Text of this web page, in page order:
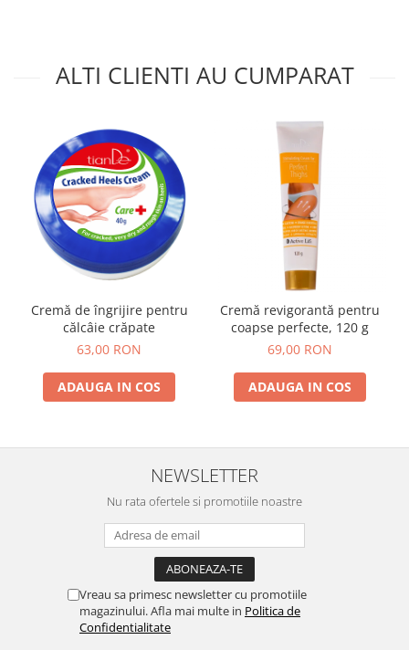
ALTI CLIENTI AU CUMPARAT
Cremă de îngrijire pentru
călcâie crăpate
63,00 RON
ADAUGA IN COS
Cremă revigorantă pentru
coapse perfecte, 120 g
69,00 RON
ADAUGA IN COS
NEWSLETTER
Nu rata ofertele si promotiile noastre
Vreau sa primesc newsletter cu promotiile
magazinului. Afla mai multe in Politica de
Confidentialitate